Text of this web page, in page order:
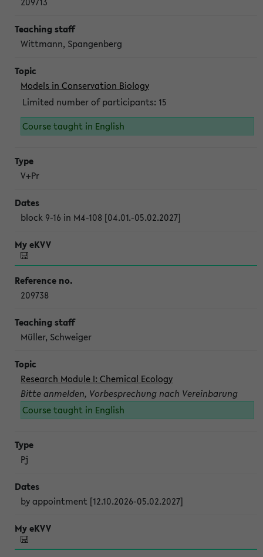
Wittmann, Spangenberg
Models in Conservation Biology
Limited number of participants: 15
Course taught in English
V+Pr
block 9-16 in M4-108 [04.01.-05.02.2027]
209738
Müller, Schweiger
Research Module I: Chemical Ecology
Bitte anmelden, Vorbesprechung nach Vereinbarung
Course taught in English
Pj
by appointment [12.10.2026-05.02.2027]